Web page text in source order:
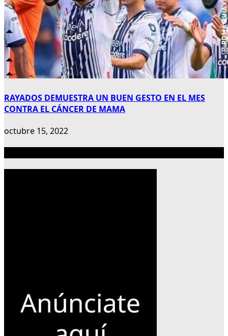
RAYADOS DEMUESTRA UN BUEN GESTO EN EL MES
CONTRA EL CÁNCER DE MAMA
octubre 15, 2022